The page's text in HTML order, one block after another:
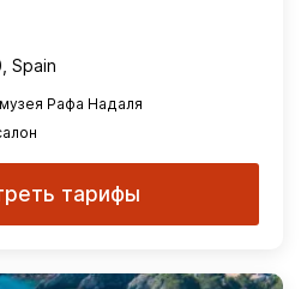
Spain
Рафа Надаля
тарифы